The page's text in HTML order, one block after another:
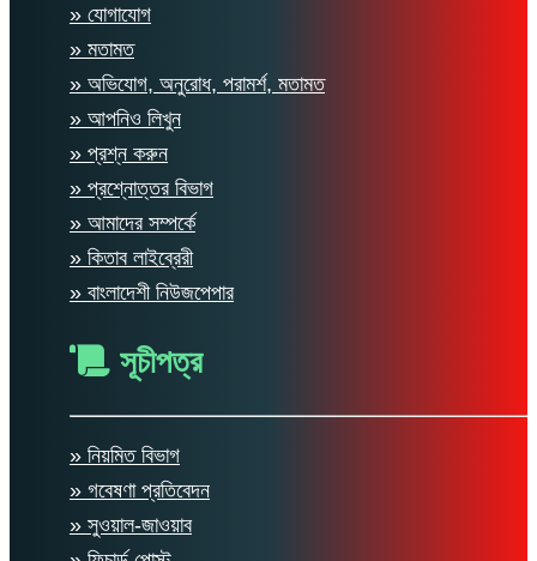
» যোগাযোগ
» মতামত
» অভিযোগ, অনুরোধ, পরামর্শ, মতামত
» আপনিও লিখুন
» প্রশ্ন করুন
» প্রশ্নোত্তর বিভাগ
» আমাদের সম্পর্কে
» কিতাব লাইব্রেরী
» বাংলাদেশী নিউজপেপার
সূচীপত্র
» নিয়মিত বিভাগ
» গবেষণা প্রতিবেদন
» সুওয়াল-জাওয়াব